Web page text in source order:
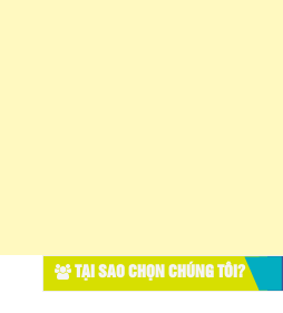
TẠI SAO CHỌN CHÚNG TÔI?